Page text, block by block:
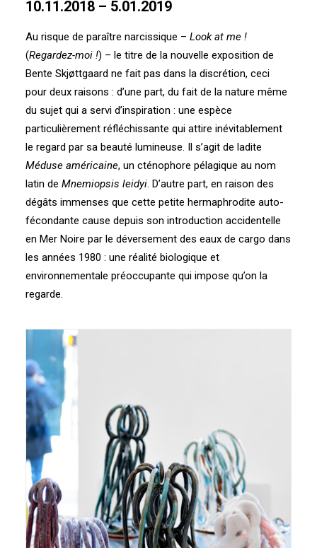
10.11.2018 – 5.01.2019
Au risque de paraître narcissique – Look at me !
(Regardez-moi !) – le titre de la nouvelle exposition de
Bente Skjøttgaard ne fait pas dans la discrétion, ceci
pour deux raisons : d’une part, du fait de la nature même
du sujet qui a servi d’inspiration : une espèce
particulièrement réfléchissante qui attire inévitablement
le regard par sa beauté lumineuse. Il s’agit de ladite
Méduse américaine, un cténophore pélagique au nom
latin de Mnemiopsis leidyi. D’autre part, en raison des
dégâts immenses que cette petite hermaphrodite auto-
fécondante cause depuis son introduction accidentelle
en Mer Noire par le déversement des eaux de cargo dans
les années 1980 : une réalité biologique et
environnementale préoccupante qui impose qu’on la
regarde.